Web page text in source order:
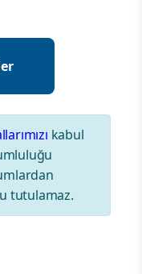
kabul
tutulamaz.